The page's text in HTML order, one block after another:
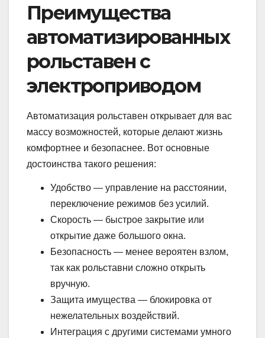
Преимущества
автоматизированных
рольставен с
электроприводом
Автоматизация рольставен открывает для вас
массу возможностей, которые делают жизнь
комфортнее и безопаснее. Вот основные
достоинства такого решения:
Удобство — управление на расстоянии,
переключение режимов без усилий.
Скорость — быстрое закрытие или
открытие даже большого окна.
Безопасность — менее вероятен взлом,
так как рольставни сложно открыть
вручную.
Защита имущества — блокировка от
нежелательных воздействий.
Интеграция с другими системами умного